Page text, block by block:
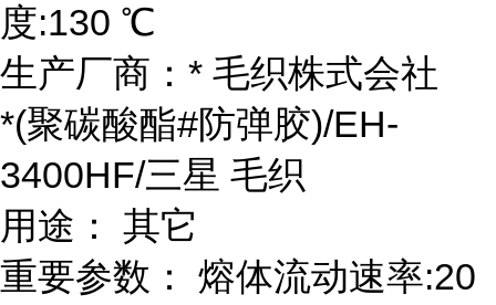
度:130 ℃
生产厂商：* 毛织株式会社
*(聚碳酸酯#防弹胶)/EH-
3400HF/三星 毛织
用途： 其它
重要参数： 熔体流动速率:20